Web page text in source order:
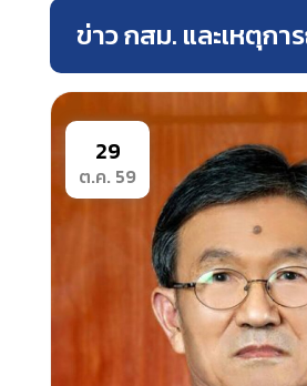
ข่าว กสม. และเหตุก
29
ต.ค. 59